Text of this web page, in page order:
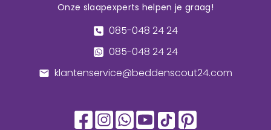
Onze slaapexperts helpen je graag!
085-048 24 24
085-048 24 24
klantenservice@beddenscout24.com